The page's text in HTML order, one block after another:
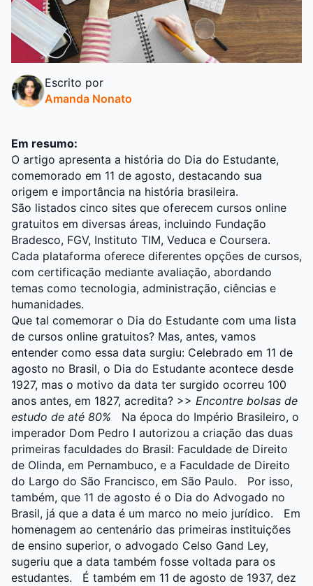
Escrito por
Amanda Nonato
Em resumo:
O artigo apresenta a história do Dia do Estudante,
comemorado em 11 de agosto, destacando sua
origem e importância na história brasileira.
São listados cinco sites que oferecem cursos online
gratuitos em diversas áreas, incluindo Fundação
Bradesco, FGV, Instituto TIM, Veduca e Coursera.
Cada plataforma oferece diferentes opções de cursos,
com certificação mediante avaliação, abordando
temas como tecnologia, administração, ciências e
humanidades.
Que tal comemorar o Dia do Estudante com uma lista
de cursos online gratuitos? Mas, antes, vamos
entender como essa data surgiu: Celebrado em 11 de
agosto no Brasil, o Dia do Estudante acontece desde
1927, mas o motivo da data ter surgido ocorreu 100
anos antes, em 1827, acredita? >> Encontre bolsas de
estudo de até 80%
Na época do Império Brasileiro, o
imperador Dom Pedro I autorizou a criação das duas
primeiras faculdades do Brasil: Faculdade de Direito
de Olinda, em Pernambuco, e a Faculdade de Direito
do Largo do São Francisco, em São Paulo.
Por isso,
também, que 11 de agosto é o Dia do Advogado no
Brasil, já que a data é um marco no meio jurídico.
Em
homenagem ao centenário das primeiras instituições
de ensino superior, o advogado Celso Gand Ley,
sugeriu que a data também fosse voltada para os
estudantes.
É também em 11 de agosto de 1937, dez